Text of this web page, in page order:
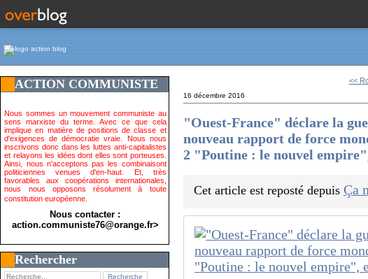
ACTION COMMUNISTE
Nous sommes un mouvement communiste au
sens marxiste du terme. Avec ce que cela
implique en matière de positions de classe et
d'exigences de démocratie vraie. Nous nous
inscrivons donc dans les luttes anti-capitalistes
et relayons les idées dont elles sont porteuses.
Ainsi, nous n'acceptons pas les combinaisont
politiciennes venues d'en-haut. Et, très
favorables aux coopérations internationales,
nous nous opposons résolument à toute
constitution européenne.
Nous contacter :
action.communiste76@orange.fr>
Rechercher
<<
16 décembre 2016
"Ouest-France" déclare la
nouveau rapport de force
2 "Poutine : le nouvel
Cet article est reposté depuisÇa